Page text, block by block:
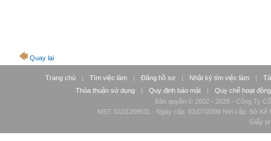
Quay lại
Trang chủ | Tìm việc làm | Đăng hồ sơ | Nhật ký tìm việc làm |
Thỏa thuận sử dụng
| Quy định bảo mật |
Quy chế hoạt động
Bản quyền © 2002 - 2026 - Công Ty
MST: 0101269511 - Ngày cấp: 01/07/2008 Nơi cấp: Sở
Giấy